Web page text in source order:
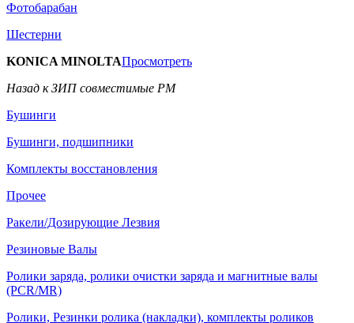
Фотобарабан
Шестерни
KONICA MINOLTAПросмотреть
Назад к ЗИП совместимые РМ
Бушинги
Бушинги, подшипники
Комплекты восстановления
Прочее
Ракели/Дозирующие Лезвия
Резиновые Валы
Ролики заряда, ролики очистки заряда и магнитные валы
(PCR/MR)
Ролики, Резинки ролика (накладки), комплекты роликов